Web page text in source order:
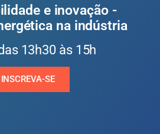
e inovação -
na indústria
13h30 às 15h
INSCREVA-SE